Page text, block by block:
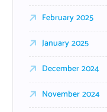
February 2025
January 2025
December 2024
November 2024